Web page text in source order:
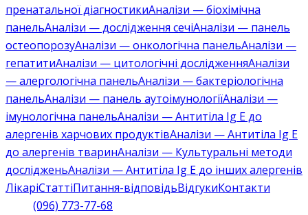
пренатальної діагностикиАналізи — біохімічна
панельАналізи — дослідження сечіАналізи — панель
остеопорозуАналізи — онкологічна панельАналізи —
гепатитиАналізи — цитологічні дослідженняАналізи
— алергологічна панельАналізи — бактеріологічна
панельАналізи — панель аутоімунологіїАналізи —
імунологічна панельАналізи — Антитіла Ig E до
алергенів харчових продуктівАналізи — Антитіла Ig E
до алергенів тваринАналізи — Культуральні методи
дослідженьАналізи — Антитіла Ig E до інших алергенів
ЛікаріСтаттіПитання-відповідьВідгукиКонтакти
(096) 773-77-68